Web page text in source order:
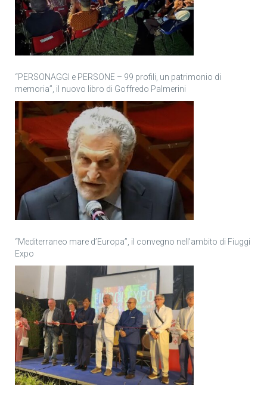
“PERSONAGGI e PERSONE – 99 profili, un patrimonio di
memoria”, il nuovo libro di Goffredo Palmerini
“Mediterraneo mare d’Europa”, il convegno nell’ambito di Fiuggi
Expo